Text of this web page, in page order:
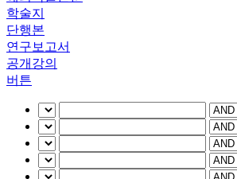
학술지
단행본
연구보고서
공개강의
버튼